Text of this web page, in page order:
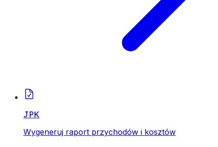
JPK
Wygeneruj raport przychodów i kosztów